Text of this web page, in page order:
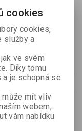
Fre-Pro
číslo:709250
(bez DPH:)
Koupit
cookies
cookies,
služby a
ve svém
Díky tomu
je schopná se
může mít vliv
webem,
vám nabídku